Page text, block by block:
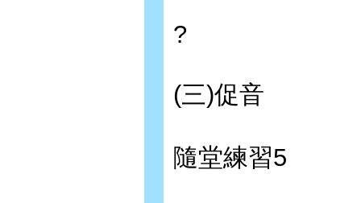
?
(三)促音
隨堂練習5